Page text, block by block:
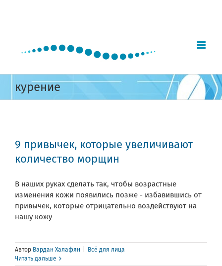
курение
9 привычек, которые увеличивают
количество морщин
В наших руках сделать так, чтобы возрастные
изменения кожи появились позже - избавившись от
привычек, которые отрицательно воздействуют на
нашу кожу
Автор Вардан Халафян
Всё для лица
Читать дальше